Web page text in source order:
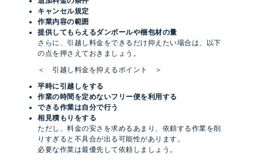
キャンセル規定
作業内容の範囲
提供してもらえるダンボールや梱包材の量
さらに、引越し料金をできるだけ抑えたい場合は、以下
の点を押さえておきましょう。
＜ 引越し料金を抑えるポイント ＞
平時に引越しをする
作業の時間を定めないフリー便を利用する
できる作業は自分で行う
相見積もりをする
ただし、料金の安さを求めるあまり、依頼する作業を削
りすぎると不具合が出る可能性があります。
必要な作業は最優先して依頼しましょう。